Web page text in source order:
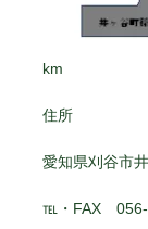
km
住所
愛知県刈谷市
℡・FAX 056-